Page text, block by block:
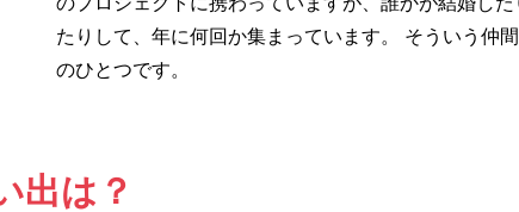
たりして、年に何回か集まっています。 そういう仲
のひとつです。
出は？